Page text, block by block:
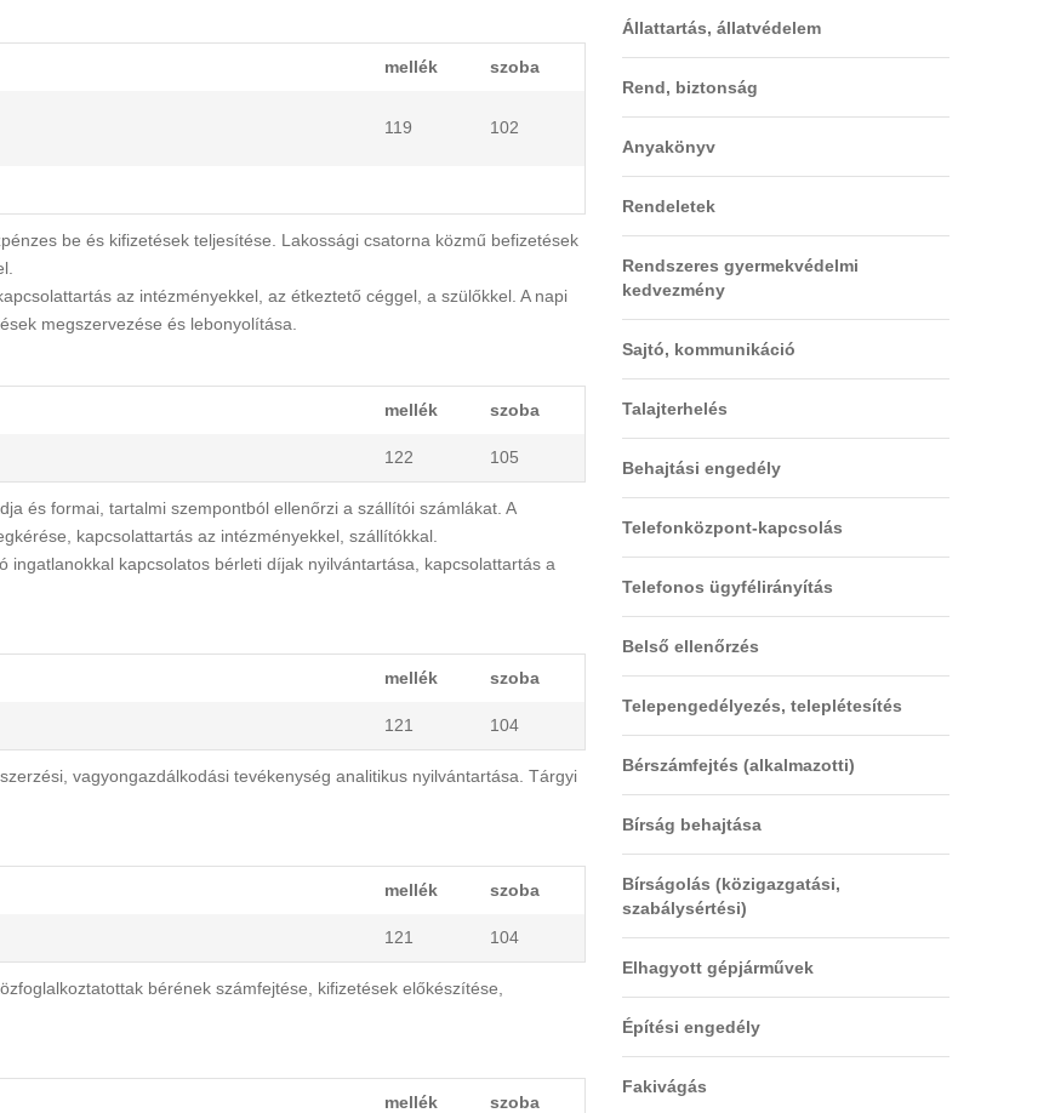
mellék szoba
119 102
be és kifizetések teljesítése. Lakossági csatorna közmű befizetések
az intézményekkel, az étkeztető céggel, a szülőkkel. A napi
megszervezése és lebonyolítása.
mellék szoba
122 105
és formai, tartalmi szempontból ellenőrzi a szállítói számlákat. A
kapcsolattartás az intézményekkel, szállítókkal.
kapcsolatos bérleti díjak nyilvántartása, kapcsolattartás a
mellék szoba
121 104
vagyongazdálkodási tevékenység analitikus nyilvántartása. Tárgyi
mellék szoba
121 104
bérének számfejtése, kifizetések előkészítése,
mellék szoba
Állattartás, állatvédelem
Rend, biztonság
Anyakönyv
Rendeletek
Rendszeres gyermekvédelmi
kedvezmény
Sajtó, kommunikáció
Talajterhelés
Behajtási engedély
Telefonközpont-kapcsolás
Telefonos ügyfélirányítás
Belső ellenőrzés
Telepengedélyezés, teleplétesítés
Bérszámfejtés (alkalmazotti)
Bírság behajtása
Bírságolás (közigazgatási,
szabálysértési)
Elhagyott gépjárművek
Építési engedély
Fakivágás